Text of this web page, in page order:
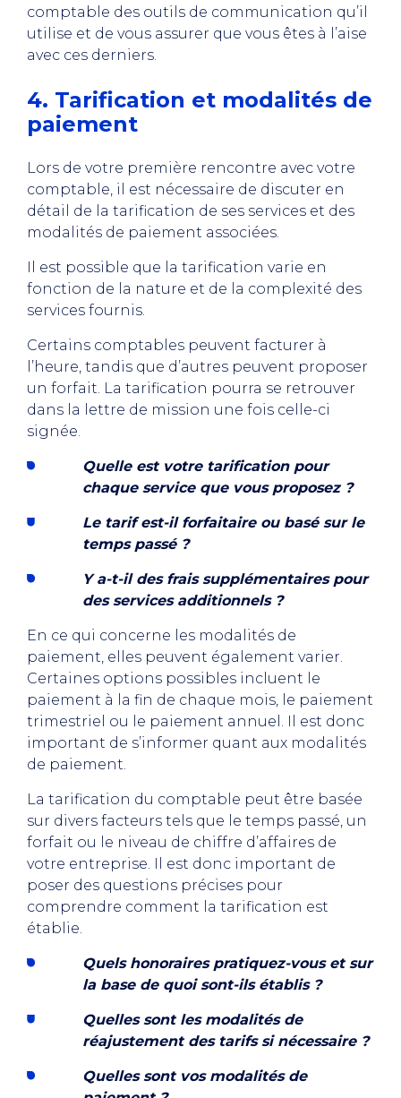
comptable des outils de communication qu’il
utilise et de vous assurer que vous êtes à l’aise
avec ces derniers.
4. Tarification et modalités de
paiement
Lors de votre première rencontre avec votre
comptable, il est nécessaire de discuter en
détail de la tarification de ses services et des
modalités de paiement associées.
Il est possible que la tarification varie en
fonction de la nature et de la complexité des
services fournis.
Certains comptables peuvent facturer à
l’heure, tandis que d’autres peuvent proposer
un forfait. La tarification pourra se retrouver
dans la lettre de mission une fois celle-ci
signée.
Quelle est votre tarification pour
chaque service que vous proposez ?
Le tarif est-il forfaitaire ou basé sur le
temps passé ?
Y a-t-il des frais supplémentaires pour
des services additionnels ?
En ce qui concerne les modalités de
paiement, elles peuvent également varier.
Certaines options possibles incluent le
paiement à la fin de chaque mois, le paiement
trimestriel ou le paiement annuel. Il est donc
important de s’informer quant aux modalités
de paiement.
La tarification du comptable peut être basée
sur divers facteurs tels que le temps passé, un
forfait ou le niveau de chiffre d’affaires de
votre entreprise. Il est donc important de
poser des questions précises pour
comprendre comment la tarification est
établie.
Quels honoraires pratiquez-vous et sur
la base de quoi sont-ils établis ?
Quelles sont les modalités de
réajustement des tarifs si nécessaire ?
Quelles sont vos modalités de